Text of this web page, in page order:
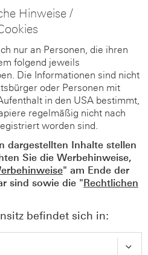
Hinweise /
nur an Personen, die ihren
folgend jeweils
Die Informationen sind nicht
oder Personen mit
in den USA bestimmt,
regelmäßig nicht nach
worden sind.
dargestellten Inhalte stellen
Sie die Werbehinweise,
" am Ende der
sind sowie die "Rechtlichen
befindet sich in: